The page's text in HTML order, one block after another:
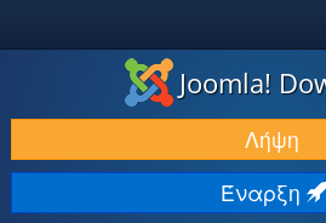
ΛΉΨΕΙΣ & ΕΠΕΚΤΆΣΕΙΣ
ΕΎΡΕΣΗ & ΜΆΘΗΣΗ
ΚΟΙΝΌΤΗΤΑ & ΥΠΟΣΤΉΡΙΞΗ
Joomla!
Λήψη
Έναρξη